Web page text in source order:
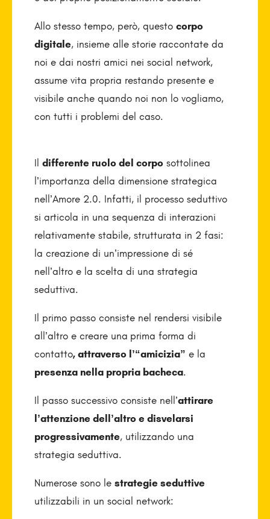
Allo stesso tempo, però, questo corpo
digitale, insieme alle storie raccontate da
noi e dai nostri amici nei social network,
assume vita propria restando presente e
visibile anche quando noi non lo vogliamo,
con tutti i problemi del caso.
Il differente ruolo del corpo sottolinea
l’importanza della dimensione strategica
nell’Amore 2.0. Infatti, il processo seduttivo
si articola in una sequenza di interazioni
relativamente stabile, strutturata in 2 fasi:
la creazione di un’impressione di sé
nell’altro e la scelta di una strategia
seduttiva.
Il primo passo consiste nel rendersi visibile
all’altro e creare una prima forma di
contatto, attraverso l’“amicizia” e la
presenza nella propria bacheca.
Il passo successivo consiste nell’attirare
l’attenzione dell’altro e disvelarsi
progressivamente, utilizzando una
strategia seduttiva.
Numerose sono le strategie seduttive
utilizzabili in un social network: